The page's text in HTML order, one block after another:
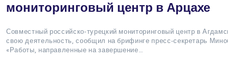
мониторинговый центр в Арцахе
Совместный российско-турецкий мониторинговый центр в
свою деятельность, сообщил на брифинге пресс-секретарь
«Работы, направленные на завершение…